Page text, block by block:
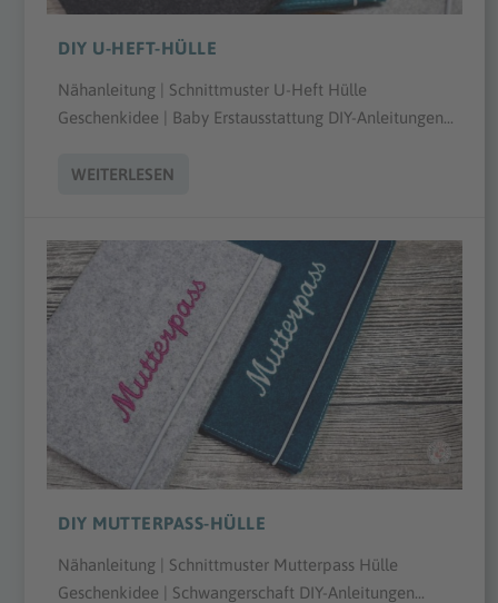
DIY U-HEFT-HÜLLE
Nähanleitung | Schnittmuster U-Heft Hülle
Geschenkidee | Baby Erstausstattung DIY-Anleitungen...
WEITERLESEN
DIY MUTTERPASS-HÜLLE
Nähanleitung | Schnittmuster Mutterpass Hülle
Geschenkidee | Schwangerschaft DIY-Anleitungen...